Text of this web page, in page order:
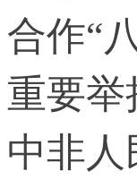
合作“
重要举
中非